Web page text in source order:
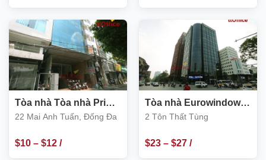
m2
Tòa nhà Tòa nhà Prima
22 Mai Anh Tuấn
22 Mai Anh Tuấn, Đống Đa
$10– $12/
Tòa nhà Eurowindow
số 2 Tôn Thất Tùng
2 Tôn Thất Tùng
$23– $27/